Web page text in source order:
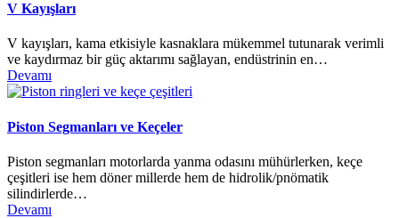
V Kayışları
V kayışları, kama etkisiyle kasnaklara mükemmel tutunarak verimli
ve kaydırmaz bir güç aktarımı sağlayan, endüstrinin en…
Devamı
Piston Segmanları ve Keçeler
Piston segmanları motorlarda yanma odasını mühürlerken, keçe
çeşitleri ise hem döner millerde hem de hidrolik/pnömatik
silindirlerde…
Devamı